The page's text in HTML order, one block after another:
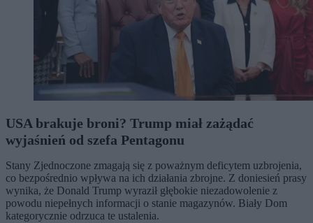
USA brakuje broni? Trump miał zażądać
wyjaśnień od szefa Pentagonu
Stany Zjednoczone zmagają się z poważnym deficytem uzbrojenia,
co bezpośrednio wpływa na ich działania zbrojne. Z doniesień prasy
wynika, że Donald Trump wyraził głębokie niezadowolenie z
powodu niepełnych informacji o stanie magazynów. Biały Dom
kategorycznie odrzuca te ustalenia.